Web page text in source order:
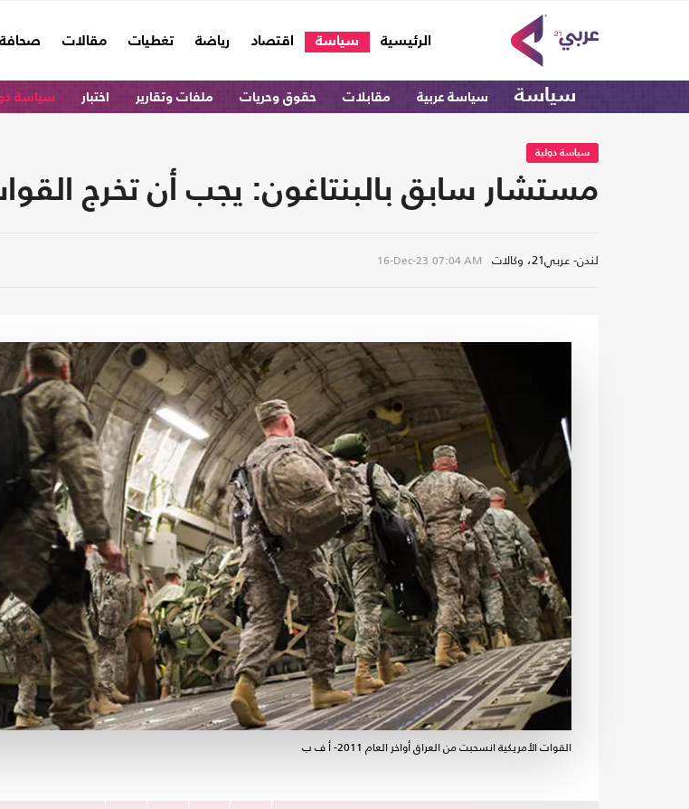
الرئيسية
(current) سياسة اقتصاد رياضة تغطيات مقالات صحافة
سياسة سياسة عربية مقابلات حقوق وحريات ملفات وتقارير اختبار سياسة
سياسة دولية
مستشار سابق بالبنتاغون: يجب أن تخرج
لندن- عربي21، وكالات 16-Dec-23 07:04 AM
القوات الأمريكية انسحبت من العراق أواخر العام 2011- أ ف ب